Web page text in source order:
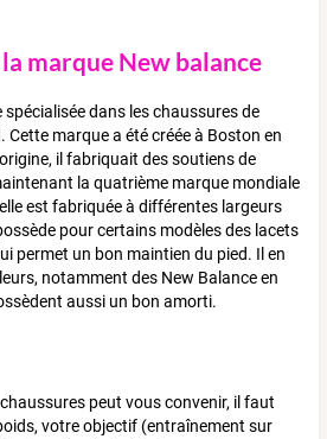
marque New balance
dans les chaussures de
Cette marque a été créée à Boston en
il fabriquait des soutiens de
la quatrième marque mondiale
elle est fabriquée à différentes largeurs
pour certains modèles des lacets
permet un bon maintien du pied. Il en
notamment des New Balance en
aussi un bon amorti.
peut vous convenir, il faut
votre objectif (entraînement sur